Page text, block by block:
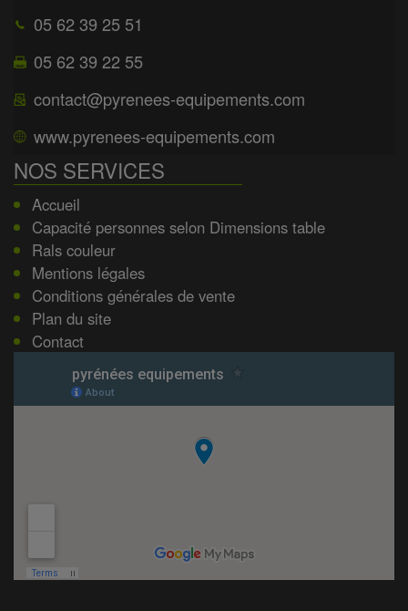
05 62 39 25 51
05 62 39 22 55
contact@pyrenees-equipements.com
www.pyrenees-equipements.com
NOS SERVICES
Accueil
Capacité personnes selon Dimensions table
Rals couleur
Mentions légales
Conditions générales de vente
Plan du site
Contact